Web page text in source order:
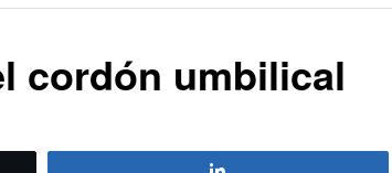
cordón umbilical